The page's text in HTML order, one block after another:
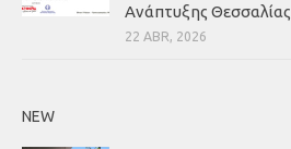
Ανάπτυξης Θεσσαλίας
22 ABR, 2026
NEW